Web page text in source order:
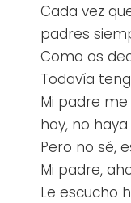
Cada vez
padres
Como os
Todavía
Mi padre
hoy, no
Pero no sé,
Mi padre,
Le escucho